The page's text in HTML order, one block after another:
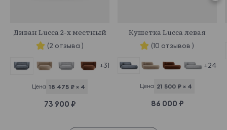
Диван Lucca 2-х местный
(2 отзыва )
+31
Цена 18 475 ₽ × 4
73 900 ₽
Кушетка Lucca левая
(10 отзывов )
+24
Цена 21 500 ₽ × 4
86 000 ₽